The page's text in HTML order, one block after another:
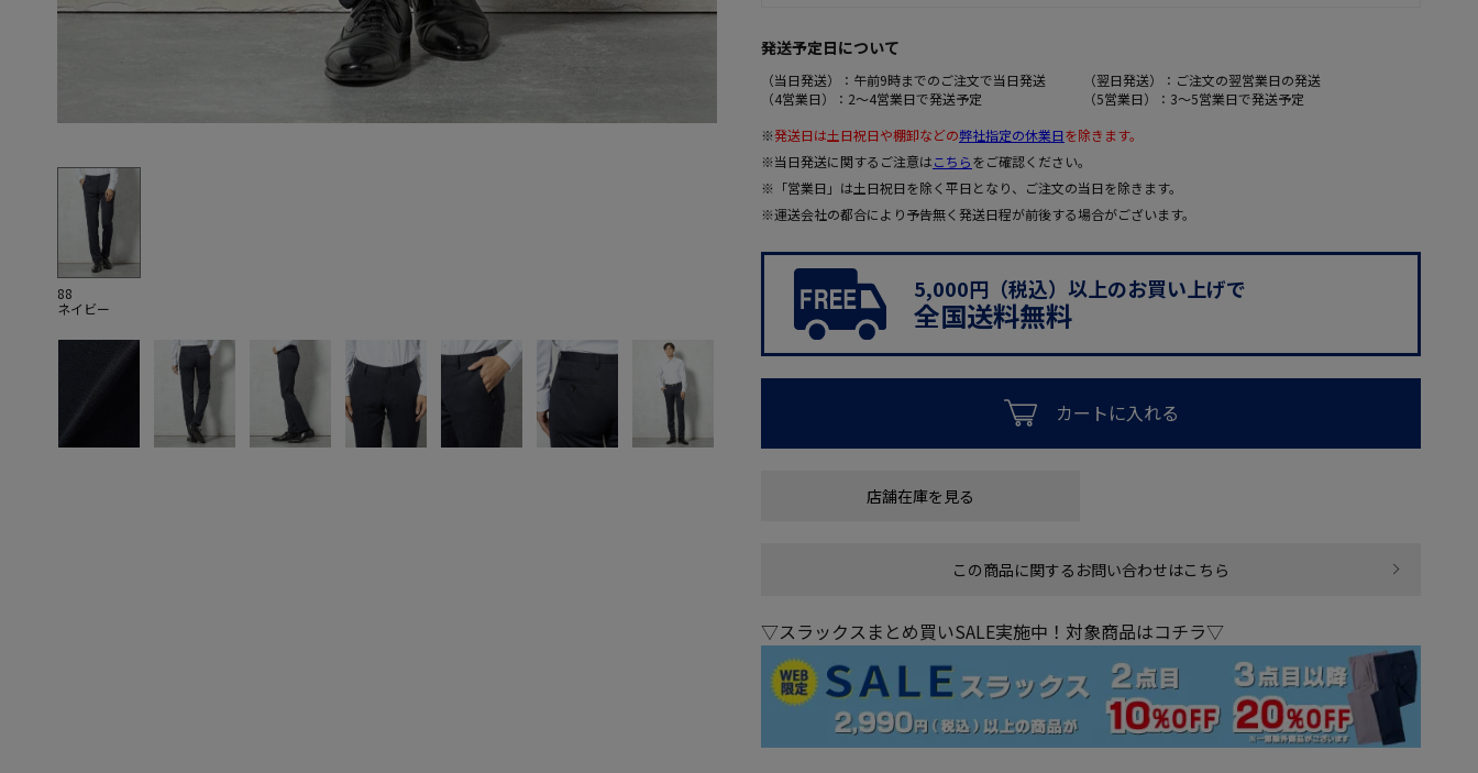
88
ネイビー
発送予定日について
（当日発送）：午前9時までのご注文で当日発送
（翌日発送）：ご注文の翌営業日の発送
（4営業日）：2～4営業日で発送予定
（5営業日）：3～5営業日で発送予定
※発送日は土日祝日や棚卸などの弊社指定の休業日を除きます。
※当日発送に関するご注意はこちらをご確認ください。
※「営業日」は土日祝日を除く平日となり、ご注文の当日を除きます。
※運送会社の都合により予告無く発送日程が前後する場合がございます。
5,000円（税込）以上のお買い上げで
全国送料無料
カートに入れる
店舗在庫を見る
この商品に関するお問い合わせはこちら
▽スラックスまとめ買いSALE実施中！対象商品はコチラ▽